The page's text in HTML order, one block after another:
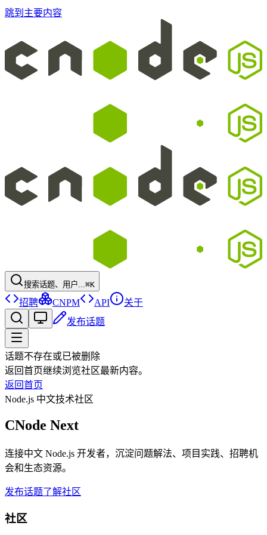
跳到主要内容
搜索话题、用户...⌘K
招聘 CNPM API
关于
发布话题
话题不存在或已被删除
返回首页继续浏览社区最新内容。
返回首页
Node.js 中文技术社区
CNode Next
连接中文 Node.js 开发者，沉淀问题解法、项目实践、招聘机
会和生态资源。
发布话题了解社区
社区